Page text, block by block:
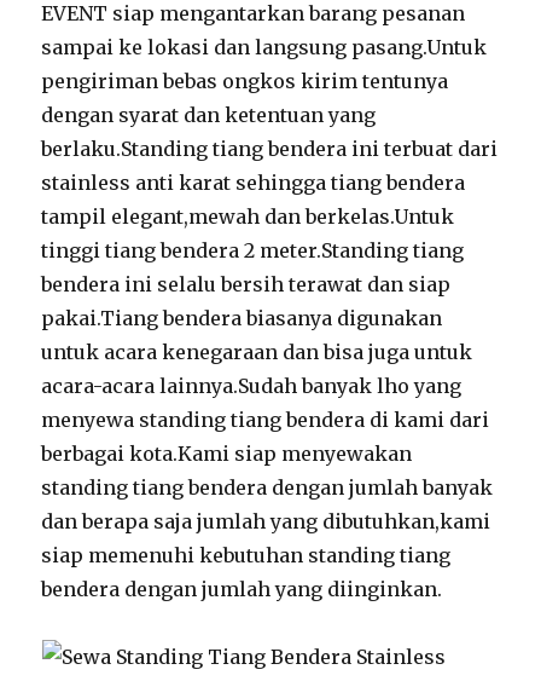
EVENT siap mengantarkan barang pesanan
sampai ke lokasi dan langsung pasang.Untuk
pengiriman bebas ongkos kirim tentunya
dengan syarat dan ketentuan yang
berlaku.Standing tiang bendera ini terbuat dari
stainless anti karat sehingga tiang bendera
tampil elegant,mewah dan berkelas.Untuk
tinggi tiang bendera 2 meter.Standing tiang
bendera ini selalu bersih terawat dan siap
pakai.Tiang bendera biasanya digunakan
untuk acara kenegaraan dan bisa juga untuk
acara-acara lainnya.Sudah banyak lho yang
menyewa standing tiang bendera di kami dari
berbagai kota.Kami siap menyewakan
standing tiang bendera dengan jumlah banyak
dan berapa saja jumlah yang dibutuhkan,kami
siap memenuhi kebutuhan standing tiang
bendera dengan jumlah yang diinginkan.